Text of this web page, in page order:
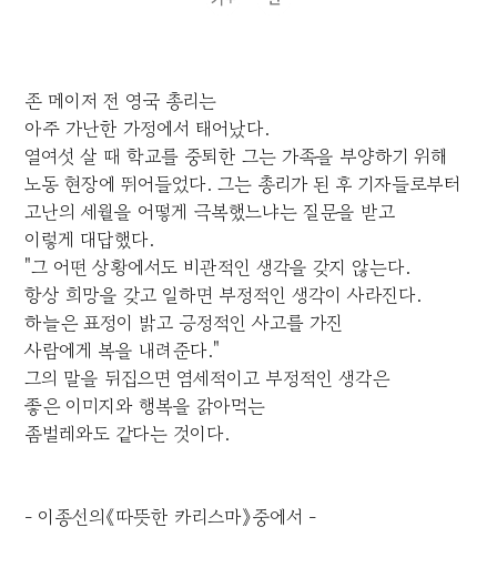
존 메이저 전 영국 총리는
아주 가난한 가정에서 태어났다.
열여섯 살 때 학교를 중퇴한 그는 가족을 부양하기 위해
노동 현장에 뛰어들었다. 그는 총리가 된 후 기자들로부터
고난의 세월을 어떻게 극복했느냐는 질문을 받고
이렇게 대답했다.
"그 어떤 상황에서도 비관적인 생각을 갖지 않는다.
항상 희망을 갖고 일하면 부정적인 생각이 사라진다.
하늘은 표정이 밝고 긍정적인 사고를 가진
사람에게 복을 내려준다."
그의 말을 뒤집으면 염세적이고 부정적인 생각은
좋은 이미지와 행복을 갉아먹는
좀벌레와도 같다는 것이다.
- 이종선의《따뜻한 카리스마》중에서 -